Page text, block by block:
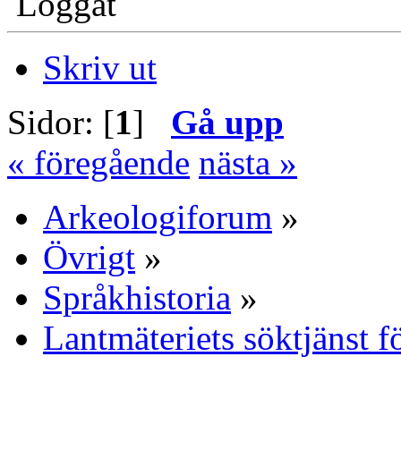
Skriv ut
Sidor: [1] Gå upp
« föregående nästa »
Arkeologiforum »
Övrigt »
Språkhistoria »
Lantmäteriets söktjänst